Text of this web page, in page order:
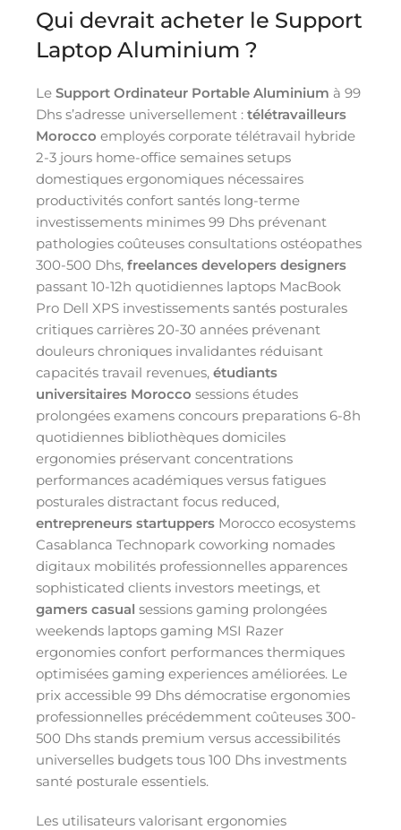
Qui devrait acheter le Support
Laptop Aluminium ?
Le Support Ordinateur Portable Aluminium à 99
Dhs s’adresse universellement : télétravailleurs
Morocco employés corporate télétravail hybride
2-3 jours home-office semaines setups
domestiques ergonomiques nécessaires
productivités confort santés long-terme
investissements minimes 99 Dhs prévenant
pathologies coûteuses consultations ostéopathes
300-500 Dhs, freelances developers designers
passant 10-12h quotidiennes laptops MacBook
Pro Dell XPS investissements santés posturales
critiques carrières 20-30 années prévenant
douleurs chroniques invalidantes réduisant
capacités travail revenues, étudiants
universitaires Morocco sessions études
prolongées examens concours preparations 6-8h
quotidiennes bibliothèques domiciles
ergonomies préservant concentrations
performances académiques versus fatigues
posturales distractant focus reduced,
entrepreneurs startuppers Morocco ecosystems
Casablanca Technopark coworking nomades
digitaux mobilités professionnelles apparences
sophisticated clients investors meetings, et
gamers casual sessions gaming prolongées
weekends laptops gaming MSI Razer
ergonomies confort performances thermiques
optimisées gaming experiences améliorées. Le
prix accessible 99 Dhs démocratise ergonomies
professionnelles précédemment coûteuses 300-
500 Dhs stands premium versus accessibilités
universelles budgets tous 100 Dhs investments
santé posturale essentiels.
Les utilisateurs valorisant ergonomies